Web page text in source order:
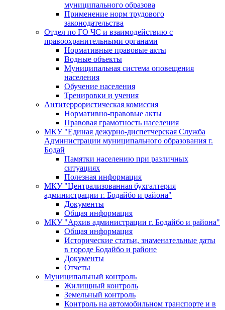
муниципального образова
Применение норм трудового
законодательства
Отдел по ГО ЧС и взаимодействию с
правоохранительными органами
Нормативные правовые акты
Водные объекты
Муниципальная система оповещения
населения
Обучение населения
Тренировки и учения
Антитеррористическая комиссия
Нормативно-правовые акты
Правовая грамотность населения
МКУ "Единая дежурно-диспетчерская Служба
Администрации муниципального образования г.
Бодай
Памятки населению при различных
ситуациях
Полезная информация
МКУ "Централизованная бухгалтерия
администрации г. Бодайбо и района"
Документы
Общая информация
МКУ "Архив администрации г. Бодайбо и района"
Общая информация
Исторические статьи, знаменательные даты
в городе Бодайбо и районе
Документы
Отчеты
Муниципальный контроль
Жилищный контроль
Земельный контроль
Контроль на автомобильном транспорте и в